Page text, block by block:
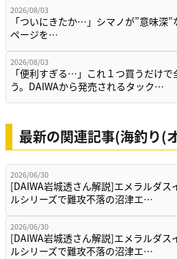
2026/08/03
「ついにきたか…」シマノが”意味深”
ページを…
2026/08/03
「便利すぎる…」これ１つ買うだけで
う。DAIWAから発売されるタック…
最新の関連記事(海釣り(
2026/06/30
[DAIWA岩城透さん解説]エメラルダス
ルシリーズで難攻不落の沼津エ…
2026/06/30
[DAIWA岩城透さん解説]エメラルダス
ルシリーズで難攻不落の沼津エ…